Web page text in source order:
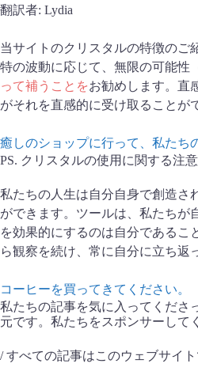
翻訳者: Lydia
当サイトのクリスタルの特徴のご
特の波動に応じて、無限の可能性
って補うことをお勧めします。直
がそれを直感的に受け取ることが
癒しのショップに行って、私たち
PS. クリスタルの使用に関する注
私たちの人生は自分自身で創造さ
ができます。ツールは、私たちが
を効果的にするのは自分である
ら観察を続け、常に自分に立ち返
コーヒーを買ってきてください。
私たちの記事を気に入ってくださ
元です。私たちをスポンサーして
/ すべての記事はこのウェブサイ